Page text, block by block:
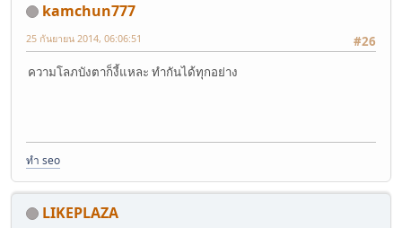
kamchun777
#26
25 กันยายน 2014, 06:06:51
ความโลภบังตาก็งี้แหละ ทำกันได้ทุกอย่าง
ทำ seo
LIKEPLAZA